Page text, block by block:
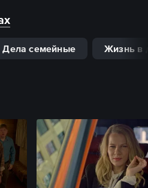
Дела семейные Жизнь в